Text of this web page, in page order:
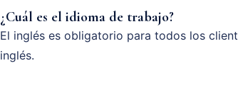
¿Cuál es el idioma de trabajo?
El inglés es obligatorio para todos los
inglés.